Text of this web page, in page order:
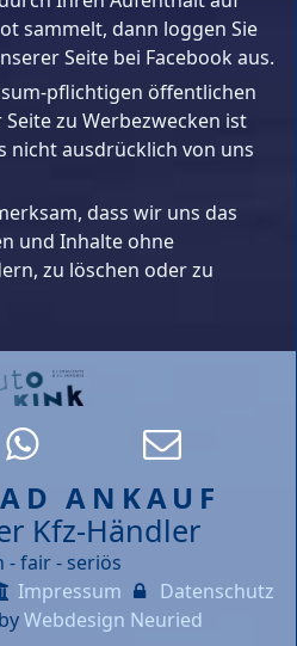
sammelt, dann loggen Sie
Seite bei Facebook aus.
pflichtigen öffentlichen
zu Werbezwecken ist
nicht ausdrücklich von uns
dass wir uns das
und Inhalte ohne
zu löschen oder zu
ANKAUF
Kfz-Händler
- fair - seriös
Impressum
Datenschutz
Webdesign Neuried